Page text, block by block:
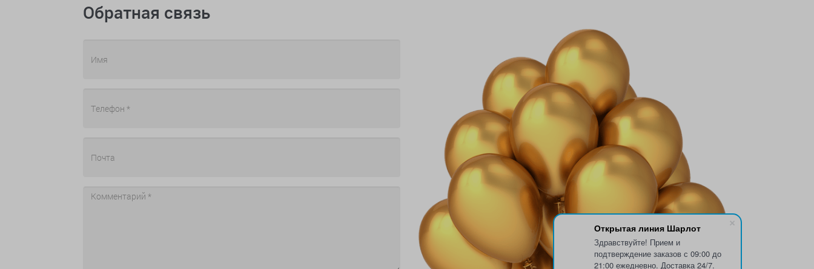
Открытая линия Шарлот
Здравствуйте! Прием и
подтверждение заказов с 09:00 до
21:00 ежедневно. Доставка 24/7.
Обратная связь